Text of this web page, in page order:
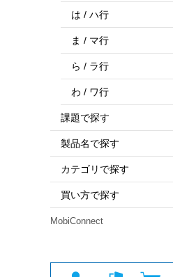
は / ハ行
ま / マ行
ら / ラ行
わ / ワ行
課題で探す
製品名で探す
カテゴリで探す
買い方で探す
MobiConnect